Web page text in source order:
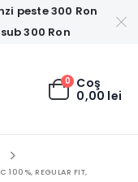
peste 300 Ron
300 Ron
0 Coş
0,00 lei
100%, REGULAR FIT,